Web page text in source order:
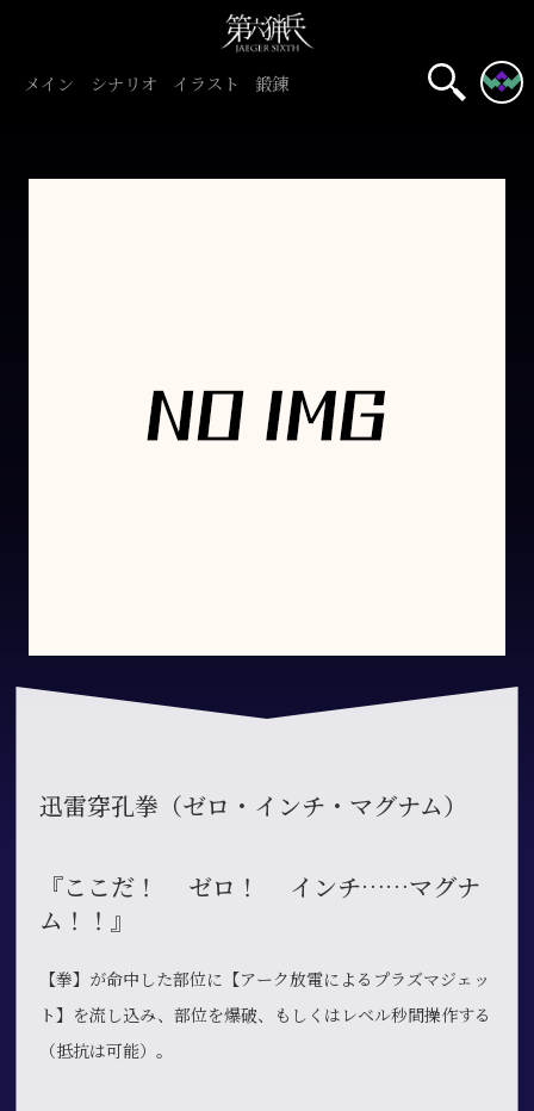
メイン シナリオ イラスト 鍛錬
迅雷穿孔拳（ゼロ・インチ・マグナム）
『ここだ！ ゼロ！ インチ……マグナ
ム！！』
【拳】が命中した部位に【アーク放電によるプラズマジェッ
ト】を流し込み、部位を爆破、もしくはレベル秒間操作する
（抵抗は可能）。